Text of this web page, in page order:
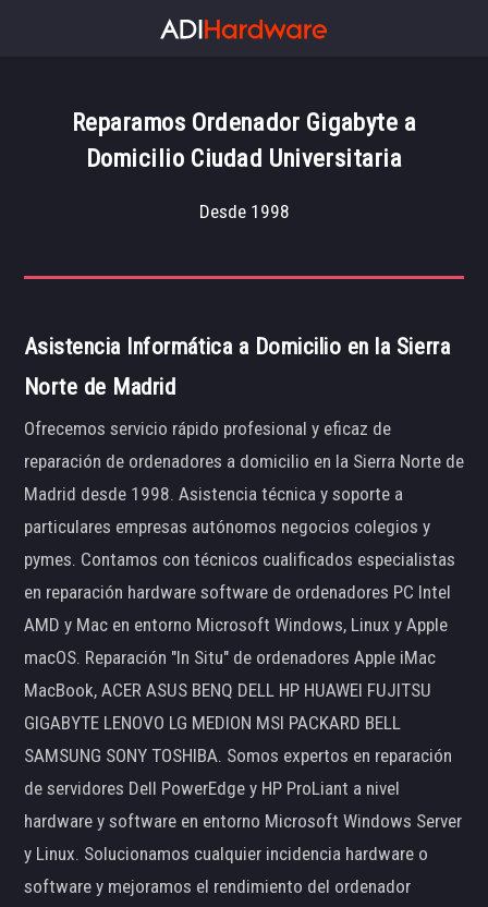
Reparamos Ordenador Gigabyte a
Domicilio Ciudad Universitaria
Desde 1998
Asistencia Informática a Domicilio en la Sierra
Norte de Madrid
Ofrecemos servicio rápido profesional y eficaz de
reparación de ordenadores a domicilio en la Sierra Norte de
Madrid desde 1998. Asistencia técnica y soporte a
particulares empresas autónomos negocios colegios y
pymes. Contamos con técnicos cualificados especialistas
en reparación hardware software de ordenadores PC Intel
AMD y Mac en entorno Microsoft Windows, Linux y Apple
macOS. Reparación "In Situ" de ordenadores Apple iMac
MacBook, ACER ASUS BENQ DELL HP HUAWEI FUJITSU
GIGABYTE LENOVO LG MEDION MSI PACKARD BELL
SAMSUNG SONY TOSHIBA. Somos expertos en reparación
de servidores Dell PowerEdge y HP ProLiant a nivel
hardware y software en entorno Microsoft Windows Server
y Linux. Solucionamos cualquier incidencia hardware o
software y mejoramos el rendimiento del ordenador